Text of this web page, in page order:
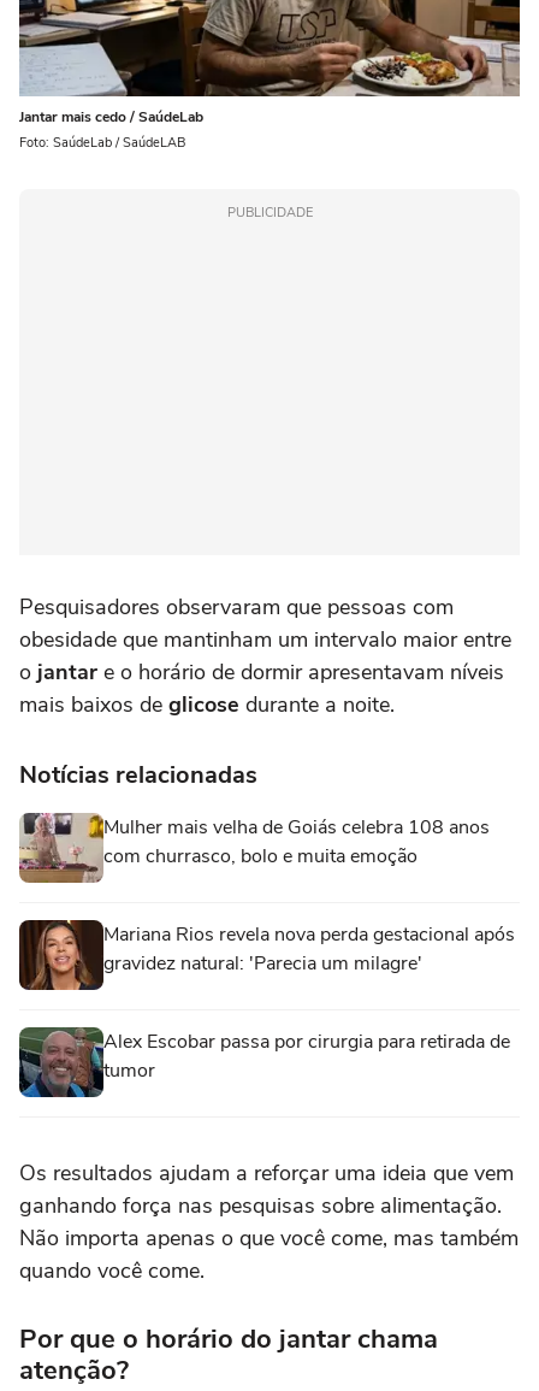
Jantar mais cedo / SaúdeLab
Foto: SaúdeLab / SaúdeLAB
PUBLICIDADE
Pesquisadores observaram que pessoas com
obesidade que mantinham um intervalo maior entre
o jantar e o horário de dormir apresentavam níveis
mais baixos de glicose durante a noite.
Notícias relacionadas
Mulher mais velha de Goiás celebra 108 anos
com churrasco, bolo e muita emoção
Mariana Rios revela nova perda gestacional após
gravidez natural: 'Parecia um milagre'
Alex Escobar passa por cirurgia para retirada de
tumor
Os resultados ajudam a reforçar uma ideia que vem
ganhando força nas pesquisas sobre alimentação.
Não importa apenas o que você come, mas também
quando você come.
Por que o horário do jantar chama
atenção?